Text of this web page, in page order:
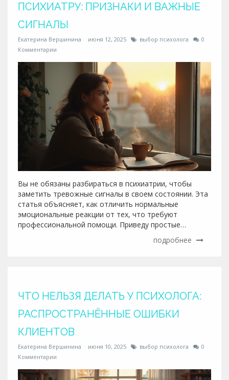
ПСИХИАТРУ: ПРИЗНАКИ И ВАЖНЫЕ
СИГНАЛЫ
Екатерина Вершинина июня 12, 2025 выбор психолога
0
Комментарии
Вы не обязаны разбираться в психиатрии, чтобы
заметить тревожные сигналы в своем состоянии. Эта
статья объясняет, как отличить нормальные
эмоциональные реакции от тех, что требуют
профессиональной помощи. Приведу простые
обратиться к психиатру. Расскажу, почему не стоит
подробнее
ЧТО НЕЛЬЗЯ ДЕЛАТЬ У ПСИХОЛОГА:
РАСПРОСТРАНЁННЫЕ ОШИБКИ
КЛИЕНТОВ
Екатерина Вершинина июня 10, 2025 выбор психолога
0
Комментарии